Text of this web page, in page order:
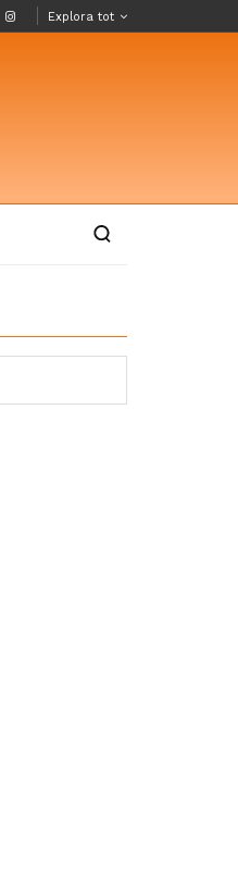
Explora tot